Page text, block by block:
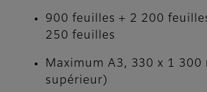
900 feuilles + 2 200
250 feuilles
Maximum A3, 330 x 1 300
supérieur)